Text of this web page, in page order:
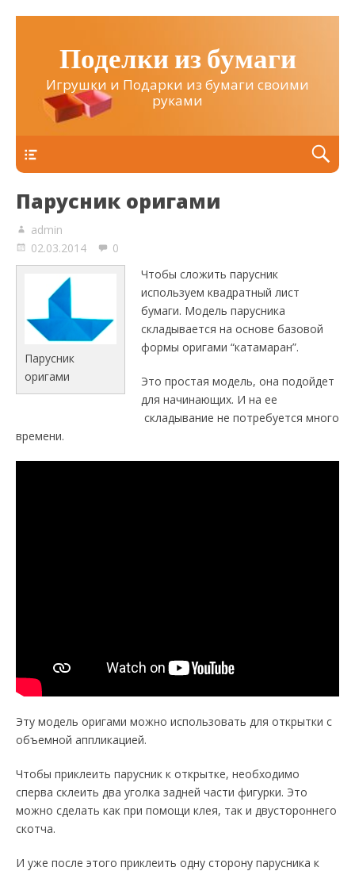
Поделки из бумаги
Игрушки и Подарки из бумаги своими
руками
Парусник оригами
admin
02.03.2014
0
Парусник
оригами
Чтобы сложить парусник
используем квадратный лист
бумаги. Модель парусника
складывается на основе базовой
формы оригами “катамаран”.
Это простая модель, она подойдет
для начинающих. И на ее
складывание не потребуется много
времени.
Эту модель оригами можно использовать для открытки с
объемной аппликацией.
Чтобы приклеить парусник к открытке, необходимо
сперва склеить два уголка задней части фигурки. Это
можно сделать как при помощи клея, так и двустороннего
скотча.
И уже после этого приклеить одну сторону парусника к